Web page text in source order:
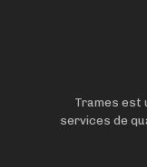
Trames est
services de